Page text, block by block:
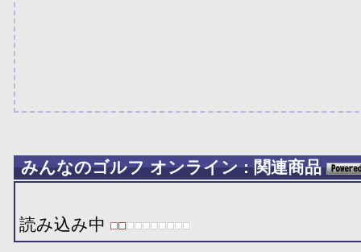
みんなのゴルフ オンライン : 関連商品
読み込み中